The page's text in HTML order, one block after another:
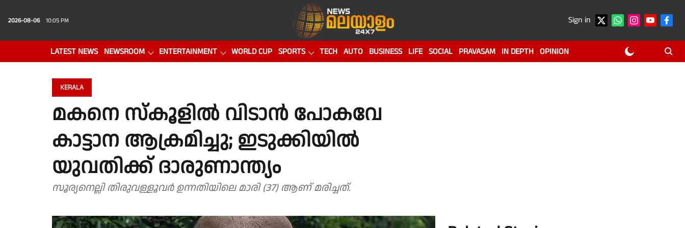
2026-08-06 10:05 PM Sign in
LATEST NEWS NEWSROOM ENTERTAINMENT WORLD CUP SPORTS TECH AUTO BUSINESS LIFE SOCIAL PRAVASAM IN DEPTH OPINION
KERALA
മകനെ സ്‌കൂളിൽ വിടാൻ പോകവേ
കാട്ടാന ആക്രമിച്ചു; ഇടുക്കിയിൽ
യുവതിക്ക് ദാരുണാന്ത്യം
സൂര്യനെല്ലി തിരുവള്ളൂവർ ഉന്നതിയിലെ മാരി (37) ആണ് മരിച്ചത്.